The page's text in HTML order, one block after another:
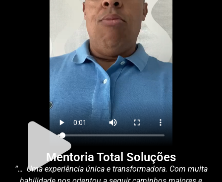
Mentoria Total Soluções
“… Uma experiência única e transformadora. Com muita